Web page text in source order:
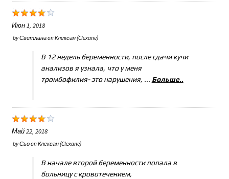
Июн 1, 2018
byСветланаonКлексан (Clexane)
В 12 недель беременности, после сдачи кучи
анализов я узнала, что у меня
тромбофилия- это нарушения, ... Больше..
Май 22, 2018
byСьоonКлексан (Clexane)
В начале второй беременности попала в
больницу с кровотечением,